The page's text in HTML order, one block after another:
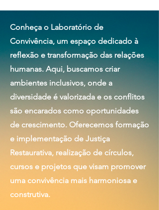
Conheça o Laboratório de
Convivência, um espaço dedicado à
reflexão e transformação das relações
humanas. Aqui, buscamos criar
ambientes inclusivos, onde a
diversidade é valorizada e os conflitos
são encarados como oportunidades
de crescimento. Oferecemos formação
e implementação de Justiça
Restaurativa, realização de círculos,
cursos e projetos que visam promover
uma convivência mais harmoniosa e
construtiva.